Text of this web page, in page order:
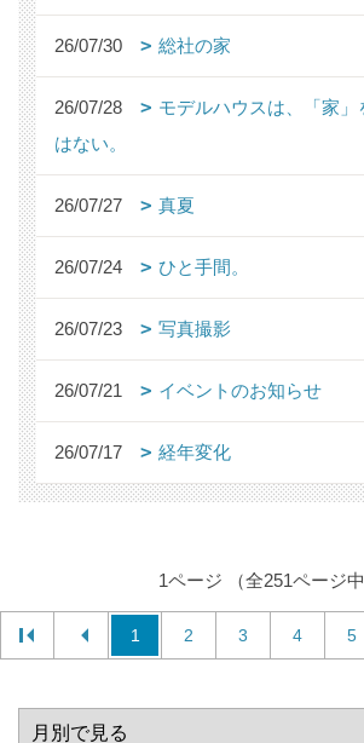
26/07/30 総社の家
26/07/28
モデルハウスは、「家
はない。
26/07/27 真夏
26/07/24 ひと手間。
26/07/23 写真撮影
26/07/21 イベントのお知らせ
26/07/17 経年変化
1ページ （全251ページ中
1 2 3 4 5